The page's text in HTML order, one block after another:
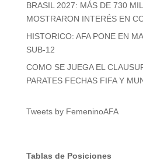
BRASIL 2027: MÁS DE 730
MOSTRARON INTERÉS EN
HISTORICO: AFA PONE EN
SUB-12
COMO SE JUEGA EL
PARATES FECHAS FIFA Y
Tweets by FemeninoAFA
Tablas de Posiciones